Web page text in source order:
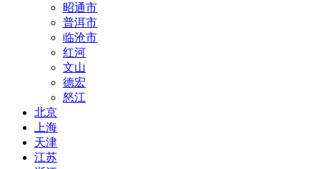
昭通市
普洱市
临沧市
红河
文山
德宏
怒江
北京
上海
天津
江苏